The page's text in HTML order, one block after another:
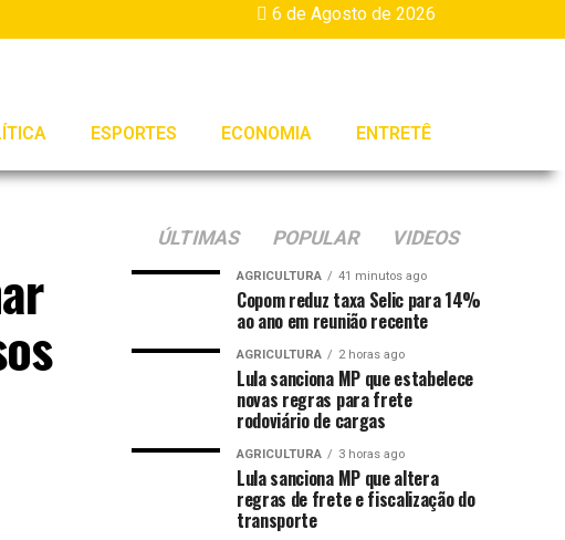
6 de Agosto de 2026
ESPORTES ECONOMIA ENTRETÊ
ÚLTIMAS POPULAR VIDEOS
AGRICULTURA 41 minutos ago
Copom reduz taxa Selic para 14%
ao ano em reunião recente
AGRICULTURA 2 horas ago
Lula sanciona MP que estabelece
novas regras para frete
rodoviário de cargas
AGRICULTURA 3 horas ago
Lula sanciona MP que altera
regras de frete e fiscalização do
transporte